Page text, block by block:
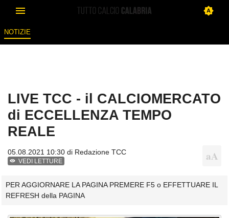
NOTIZIE
LIVE TCC - il CALCIOMERCATO
di ECCELLENZA TEMPO
REALE
05.08.2021 10:30 di Redazione TCC
VEDI LETTURE
PER AGGIORNARE LA PAGINA PREMERE F5 o EFFETTUARE IL
REFRESH della PAGINA